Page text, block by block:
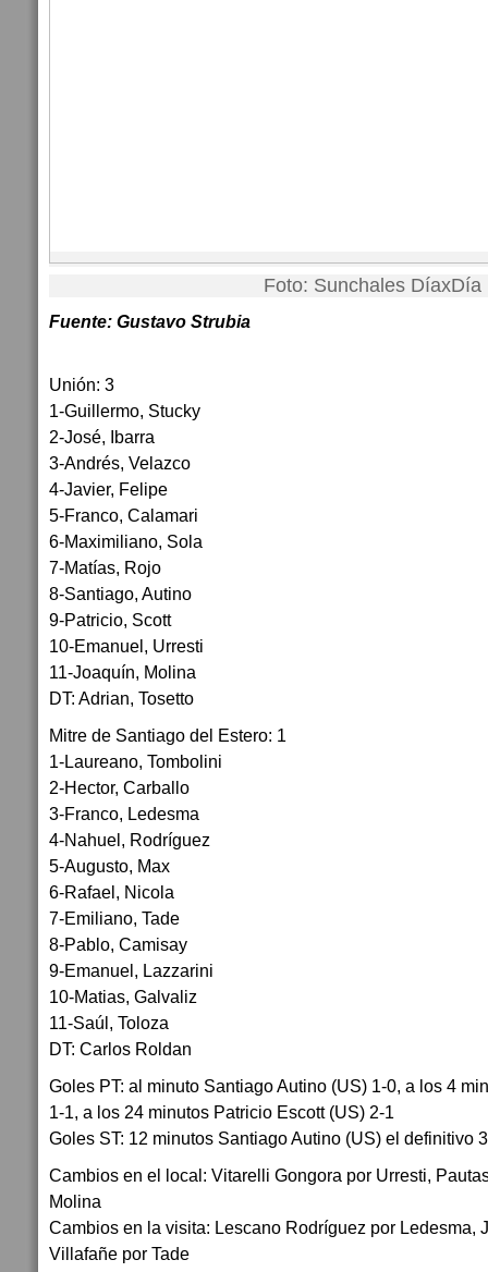
Foto: Sunchales DíaxDía
Fuente: Gustavo Strubia
Unión: 3
1-Guillermo, Stucky
2-José, Ibarra
3-Andrés, Velazco
4-Javier, Felipe
5-Franco, Calamari
6-Maximiliano, Sola
7-Matías, Rojo
8-Santiago, Autino
9-Patricio, Scott
10-Emanuel, Urresti
11-Joaquín, Molina
DT: Adrian, Tosetto
Mitre de Santiago del Estero: 1
1-Laureano, Tombolini
2-Hector, Carballo
3-Franco, Ledesma
4-Nahuel, Rodríguez
5-Augusto, Max
6-Rafael, Nicola
7-Emiliano, Tade
8-Pablo, Camisay
9-Emanuel, Lazzarini
10-Matias, Galvaliz
11-Saúl, Toloza
DT: Carlos Roldan
Goles PT: al minuto Santiago Autino (US) 1-0, a los 4
1-1, a los 24 minutos Patricio Escott (US) 2-1
Goles ST: 12 minutos Santiago Autino (US) el definitivo
Cambios en el local: Vitarelli Gongora por Urresti,
Molina
Cambios en la visita: Lescano Rodríguez por Ledesma,
Villafañe por Tade